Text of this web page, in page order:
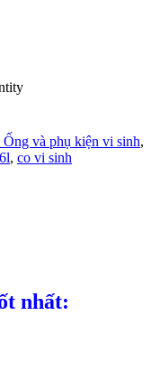
và phụ kiện vi sinh,
, co vi sinh
nhất: